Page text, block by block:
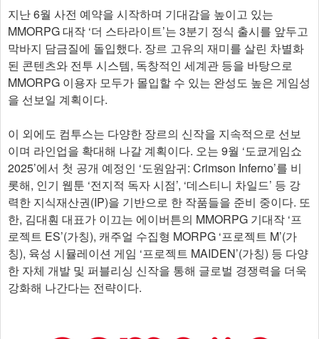
지난 6월 사전 예약을 시작하며 기대감을 높이고 있는
MMORPG 대작 ‘더 스타라이트’는 3분기 정식 출시를 앞두고
막바지 담금질에 돌입했다. 장르 고유의 재미를 살린 차별화
된 콘텐츠와 전투 시스템, 독창적인 세계관 등을 바탕으로
MMORPG 이용자 모두가 몰입할 수 있는 완성도 높은 게임성
을 선보일 계획이다.
이 외에도 컴투스는 다양한 장르의 신작을 지속적으로 선보
이며 라인업을 확대해 나갈 계획이다. 오는 9월 ‘도쿄게임쇼
2025’에서 첫 공개 예정인 ‘도원암귀: Crimson Inferno’를 비
롯해, 인기 웹툰 ‘전지적 독자 시점’, ‘데스티니 차일드’ 등 강
력한 지식재산권(IP)을 기반으로 한 작품들을 준비 중이다. 또
한, 김대훤 대표가 이끄는 에이버튼의 MMORPG 기대작 ‘프
로젝트 ES’(가칭), 캐주얼 수집형 MORPG ‘프로젝트 M’(가
칭), 육성 시뮬레이션 게임 ‘프로젝트 MAIDEN’(가칭) 등 다양
한 자체 개발 및 퍼블리싱 신작을 통해 글로벌 경쟁력을 더욱
강화해 나간다는 전략이다.